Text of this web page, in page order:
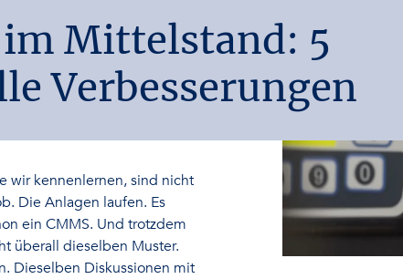
Mittelstand: 5
Verbesserungen
wir kennenlernen, sind nicht
Die Anlagen laufen. Es
ein CMMS. Und trotzdem
überall dieselben Muster.
Dieselben Diskussionen mit